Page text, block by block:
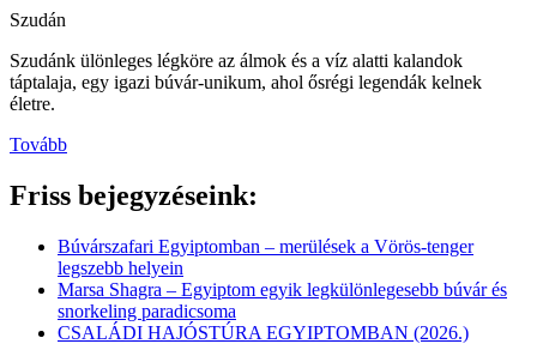
Szudán
Szudánk ülönleges légköre az álmok és a víz alatti kalandok
táptalaja, egy igazi búvár-unikum, ahol ősrégi legendák kelnek
életre.
Tovább
Friss bejegyzéseink:
Búvárszafari Egyiptomban – merülések a Vörös-tenger
legszebb helyein
Marsa Shagra – Egyiptom egyik legkülönlegesebb búvár és
snorkeling paradicsoma
CSALÁDI HAJÓSTÚRA EGYIPTOMBAN (2026.)